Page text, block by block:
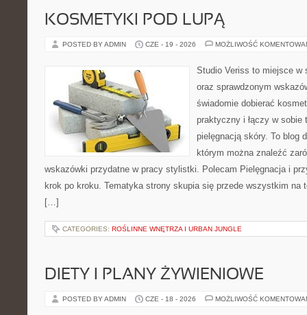
KOSMETYKI POD LUPĄ
POSTED BY ADMIN CZE - 19 - 2026 MOŻLIWOŚĆ
Studio Veriss to miejsce w
oraz sprawdzonym
świadomie dobierać
praktyczny i łączy w sobie
pielęgnacją skóry. To blog
którym można znaleźć
wskazówki przydatne w pracy stylistki. Polecam Pielęgnacja i
krok po kroku. Tematyka strony skupia się przede wszystkim na
[…]
CATEGORIES: ROŚLINNE WNĘTRZA I URBAN JUNGLE
DIETY I PLANY ŻYWIENIOWE
POSTED BY ADMIN CZE - 18 - 2026 MOŻLIWOŚĆ